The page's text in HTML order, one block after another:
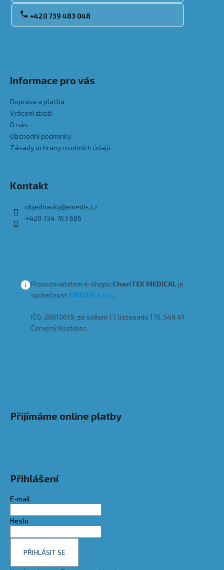
+420 739 483 048
Informace pro vás
Doprava a platba
Vrácení zboží
O nás
Obchodní podmínky
Zásady ochrany osobních údajů
Kontakt
objednavky@emedis.cz
+420 734 763 686
Provozovatelem e-shopu ChariTEX MEDICAL je
společnost EMEDIS s.r.o.,
IČO: 28810619, se sídlem 17. listopadu 170, 549 41
Červený Kostelec.
Přijímáme online platby
Přihlášení
E-mail
Heslo
PŘIHLÁSIT SE